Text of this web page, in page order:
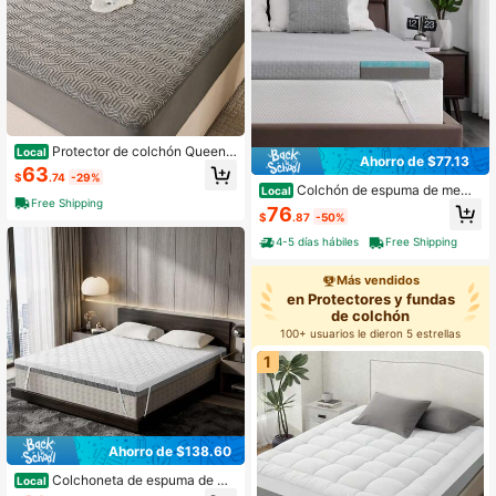
Local Protector de colchón Queen
Waterproof, Colchoneta acolchada
100% impermeable, Funda de colch
ón de algodón hueco silenciosa, Se
ajusta hasta 21" de profundidad, a p
rueba de polvo Blanco, 2025
$63.74 -29%
Free Shipping
Ahorro de $138.60
Local Colchoneta de espuma de me
Ahorro de $77.13
Local Colchón de espuma de memo
ria de gel firme y extra firme de 3/4
de pulgada, colchón con cubierta e
xtraíble y certificación CertiPUR-U
S
$76.87 -50%
4-5 días hábiles
Free Shipping
Más vendidos
en Protectores y fundas
de colchón
100+ usuarios le dieron 5 estrellas
1